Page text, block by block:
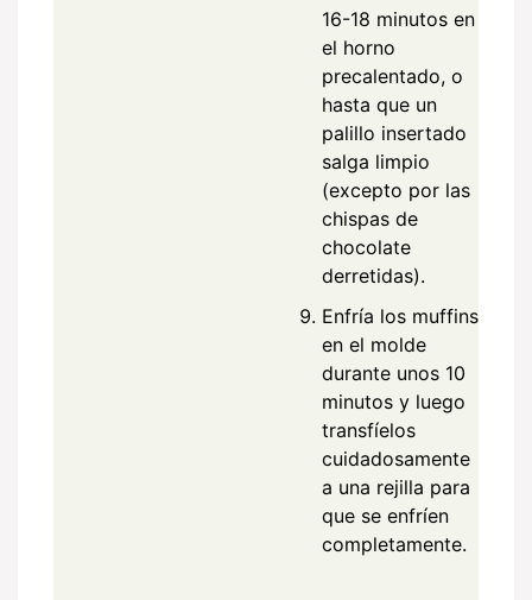
16-18 minutos en
el horno
precalentado, o
hasta que un
palillo insertado
salga limpio
(excepto por las
chispas de
chocolate
derretidas).
Enfría los muffins
en el molde
durante unos 10
minutos y luego
transfíelos
cuidadosamente
a una rejilla para
que se enfríen
completamente.